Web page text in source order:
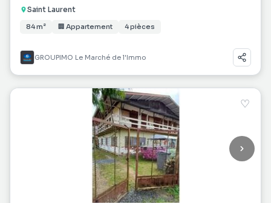
Saint Laurent
84 m² 🏢 Appartement 4 pièces
GROUPIMO Le Marché de l'Immo
♡